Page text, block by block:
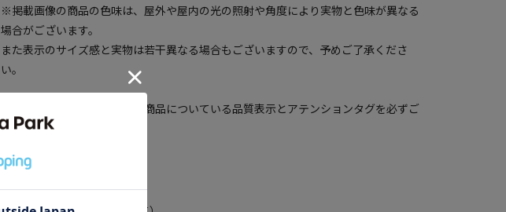
※掲載画像の商品の色味は、屋外や屋内の光の照射や角度により実物と色味が異なる
場合がございます。
また表示のサイズ感と実物は若干異なる場合もございますので、予めご了承くださ
い。
※着用、お取り扱いの際は、商品についている品質表示とアテンションタグを必ずご
確認下さい。